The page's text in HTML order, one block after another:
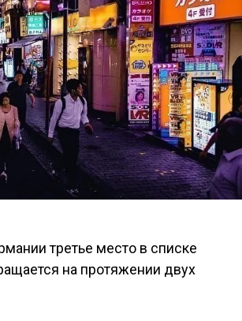
третье место в списке
на протяжении двух